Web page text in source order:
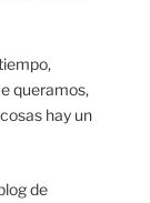
queramos,
hay un
de